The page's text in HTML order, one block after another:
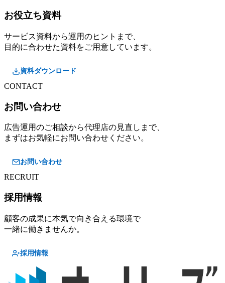
お役立ち資料
サービス資料から運用のヒントまで、
目的に合わせた資料をご用意しています。
資料ダウンロード
CONTACT
お問い合わせ
広告運用のご相談から代理店の見直しまで、
まずはお気軽にお問い合わせください。
お問い合わせ
RECRUIT
採用情報
顧客の成果に本気で向き合える環境で
一緒に働きませんか。
採用情報